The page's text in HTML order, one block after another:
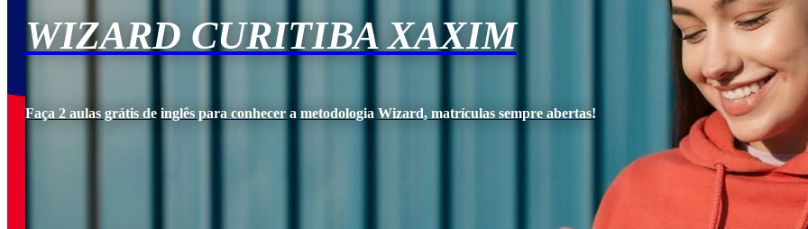
WIZARD CURITIBA XAXIM
Faça 2 aulas grátis de inglês para conhecer a metodologia Wizard, matrículas sempre abertas!